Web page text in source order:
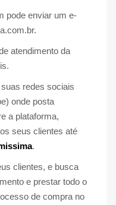
pode enviar um e-
atendimento da
redes sociais
onde posta
a plataforma,
seus clientes até
.
clientes, e busca
e prestar todo o
de compra no